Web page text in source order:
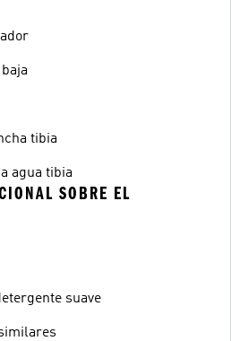
tibia
agua tibia
SOBRE EL
suave